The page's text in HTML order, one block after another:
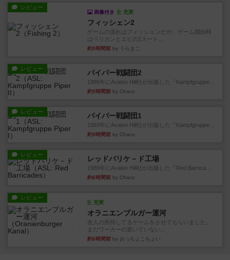
レビュー
画像付き 充実
フィッシェン2
ゲームの流れはフィッシェンだが、ゲーム開始時
はペリカンとエビの2スート...
約5時間前 by うらまこ
レビュー パイパー戦闘団2
1996年にAvalon Hill社が出版した『Kampfgruppe...
約5時間前 by Chaco
レビュー パイパー戦闘団1
1993年にAvalon Hill社が出版した『Kampfgruppe...
約5時間前 by Chaco
レビュー レッドバリケ－ド工場
1989年にAvalon Hill社が出版した『Red Barrica...
約6時間前 by Chaco
レビュー
充実
オラニエンブルガー運河
友人の所持してるゲームをさせてもらいました。
まだワーカーの置いていない...
約6時間前 by おっちょこちょい